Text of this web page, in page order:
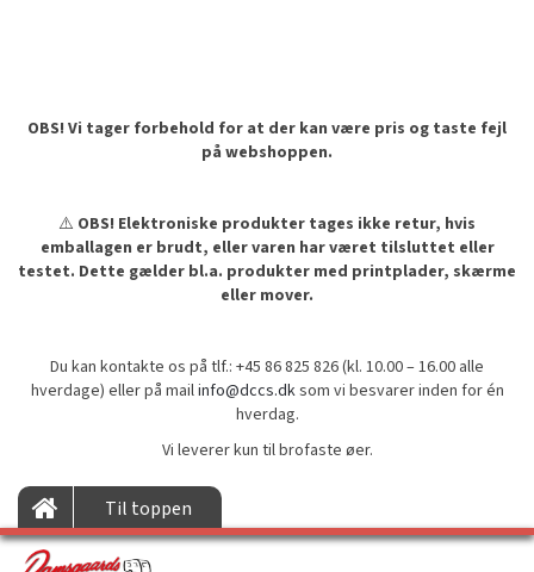
OBS! Vi tager forbehold for at der kan være pris og taste fejl
på webshoppen.
⚠️ OBS! Elektroniske produkter tages ikke retur, hvis
emballagen er brudt, eller varen har været tilsluttet eller
testet. Dette gælder bl.a. produkter med printplader, skærme
eller mover.
Du kan kontakte os på tlf.: +45 86 825 826 (kl. 10.00 – 16.00 alle
hverdage) eller på mailinfo@dccs.dksom vi besvarer inden for én
hverdag.
Vi leverer kun til brofaste øer.
Til toppen